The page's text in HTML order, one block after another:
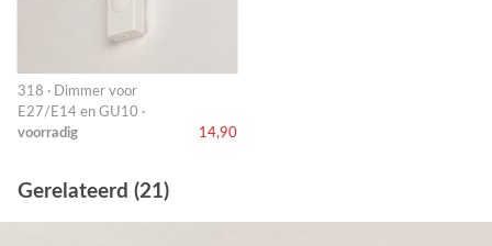
318 · Dimmer voor
E27/E14 en GU10 ·
voorradig
14,90
Gerelateerd (21)